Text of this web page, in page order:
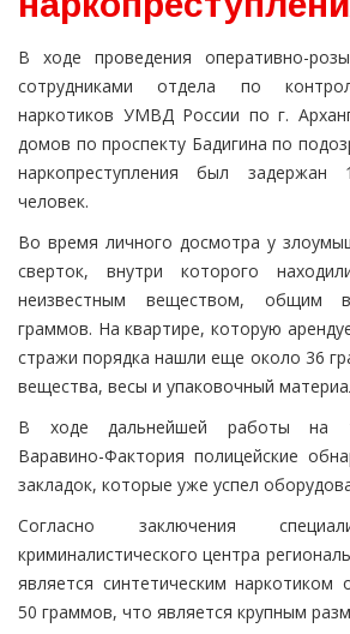
В ходе проведения оперативно-
сотрудниками отдела по
наркотиков УМВД России по г.
домов по проспекту Бадигина по
наркопреступления был задержан
человек.
Во время личного досмотра у
сверток, внутри которого
неизвестным веществом, общим
граммов. На квартире, которую
стражи порядка нашли еще около 36
вещества, весы и упаковочный
В ходе дальнейшей работы на
Варавино-Фактория полицейские
закладок, которые уже успел
Согласно заключения
криминалистического центра
является синтетическим
50 граммов, что является крупным